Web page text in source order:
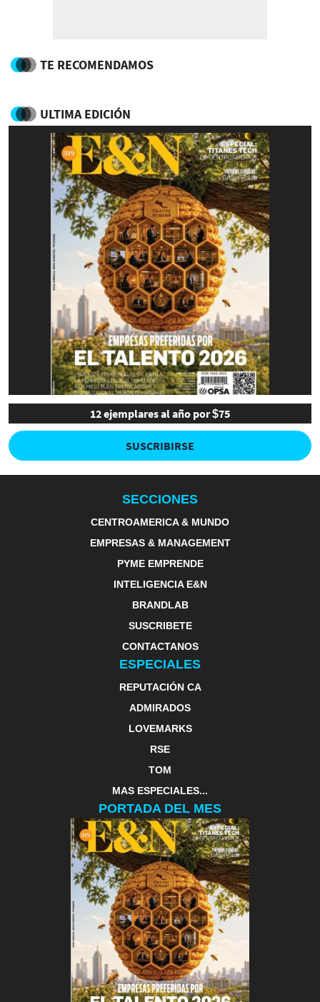
TE RECOMENDAMOS
ULTIMA EDICIÓN
12 ejemplares al año por $75
SUSCRIBIRSE
SECCIONES
CENTROAMERICA & MUNDO
EMPRESAS & MANAGEMENT
PYME EMPRENDE
INTELIGENCIA E&N
BRANDLAB
SUSCRIBETE
CONTACTANOS
ESPECIALES
REPUTACIÓN CA
ADMIRADOS
LOVEMARKS
RSE
TOM
MAS ESPECIALES...
PORTADA DEL MES